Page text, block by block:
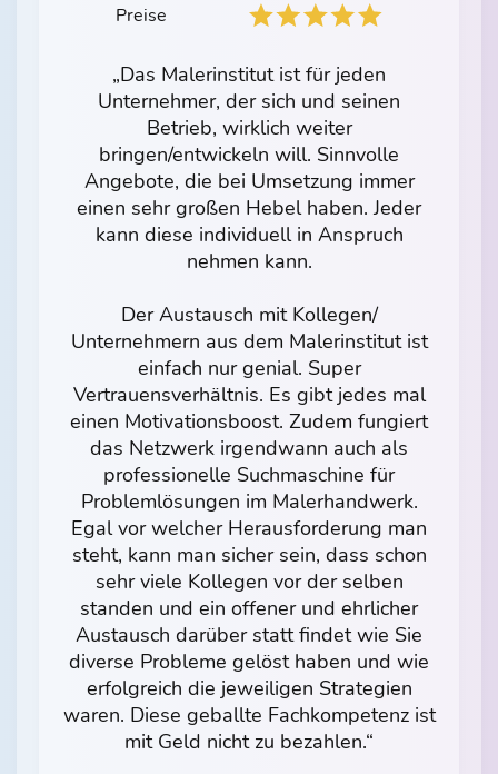
Preise
„Das Malerinstitut ist für jeden
Unternehmer, der sich und seinen
Betrieb, wirklich weiter
bringen/entwickeln will. Sinnvolle
Angebote, die bei Umsetzung immer
einen sehr großen Hebel haben. Jeder
kann diese individuell in Anspruch
nehmen kann.
Der Austausch mit Kollegen/
Unternehmern aus dem Malerinstitut ist
einfach nur genial. Super
Vertrauensverhältnis. Es gibt jedes mal
einen Motivationsboost. Zudem fungiert
das Netzwerk irgendwann auch als
professionelle Suchmaschine für
Problemlösungen im Malerhandwerk.
Egal vor welcher Herausforderung man
steht, kann man sicher sein, dass schon
sehr viele Kollegen vor der selben
standen und ein offener und ehrlicher
Austausch darüber statt findet wie Sie
diverse Probleme gelöst haben und wie
erfolgreich die jeweiligen Strategien
waren. Diese geballte Fachkompetenz ist
mit Geld nicht zu bezahlen.“